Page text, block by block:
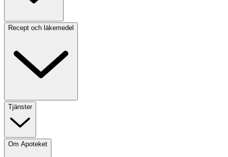
Recept och läkemedel
Tjänster
Om Apoteket